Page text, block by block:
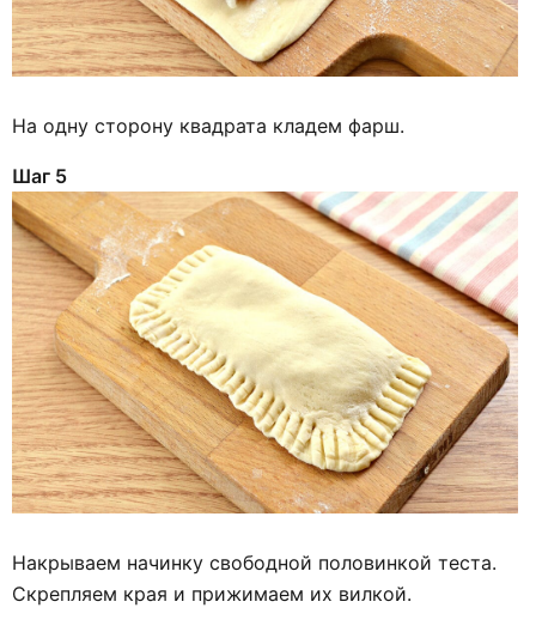
На одну сторону квадрата кладем фарш.
Шаг 5
Накрываем начинку свободной половинкой теста.
Скрепляем края и прижимаем их вилкой.